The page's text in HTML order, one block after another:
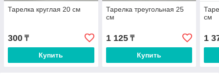
Тарелка круглая 20 см
300 ₸
Купить
Тарелка треугольная 25
см
1 125₸
Купить
см
1